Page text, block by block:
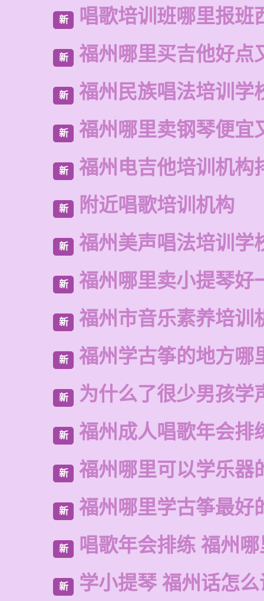
新 唱歌培训班哪里报班
新 福州哪里买吉他好点
新 福州民族唱法培训学
新 福州哪里卖钢琴便宜
新 福州电吉他培训机构
新 附近唱歌培训机构
新 福州美声唱法培训学
新 福州哪里卖小提琴好
新 福州市音乐素养培训
新 福州学古筝的地方哪
新 为什么了很少男孩学
新 福州成人唱歌年会排
新 福州哪里可以学乐器
新 福州哪里学古筝最好
新 唱歌年会排练 福州
新 学小提琴 福州话怎